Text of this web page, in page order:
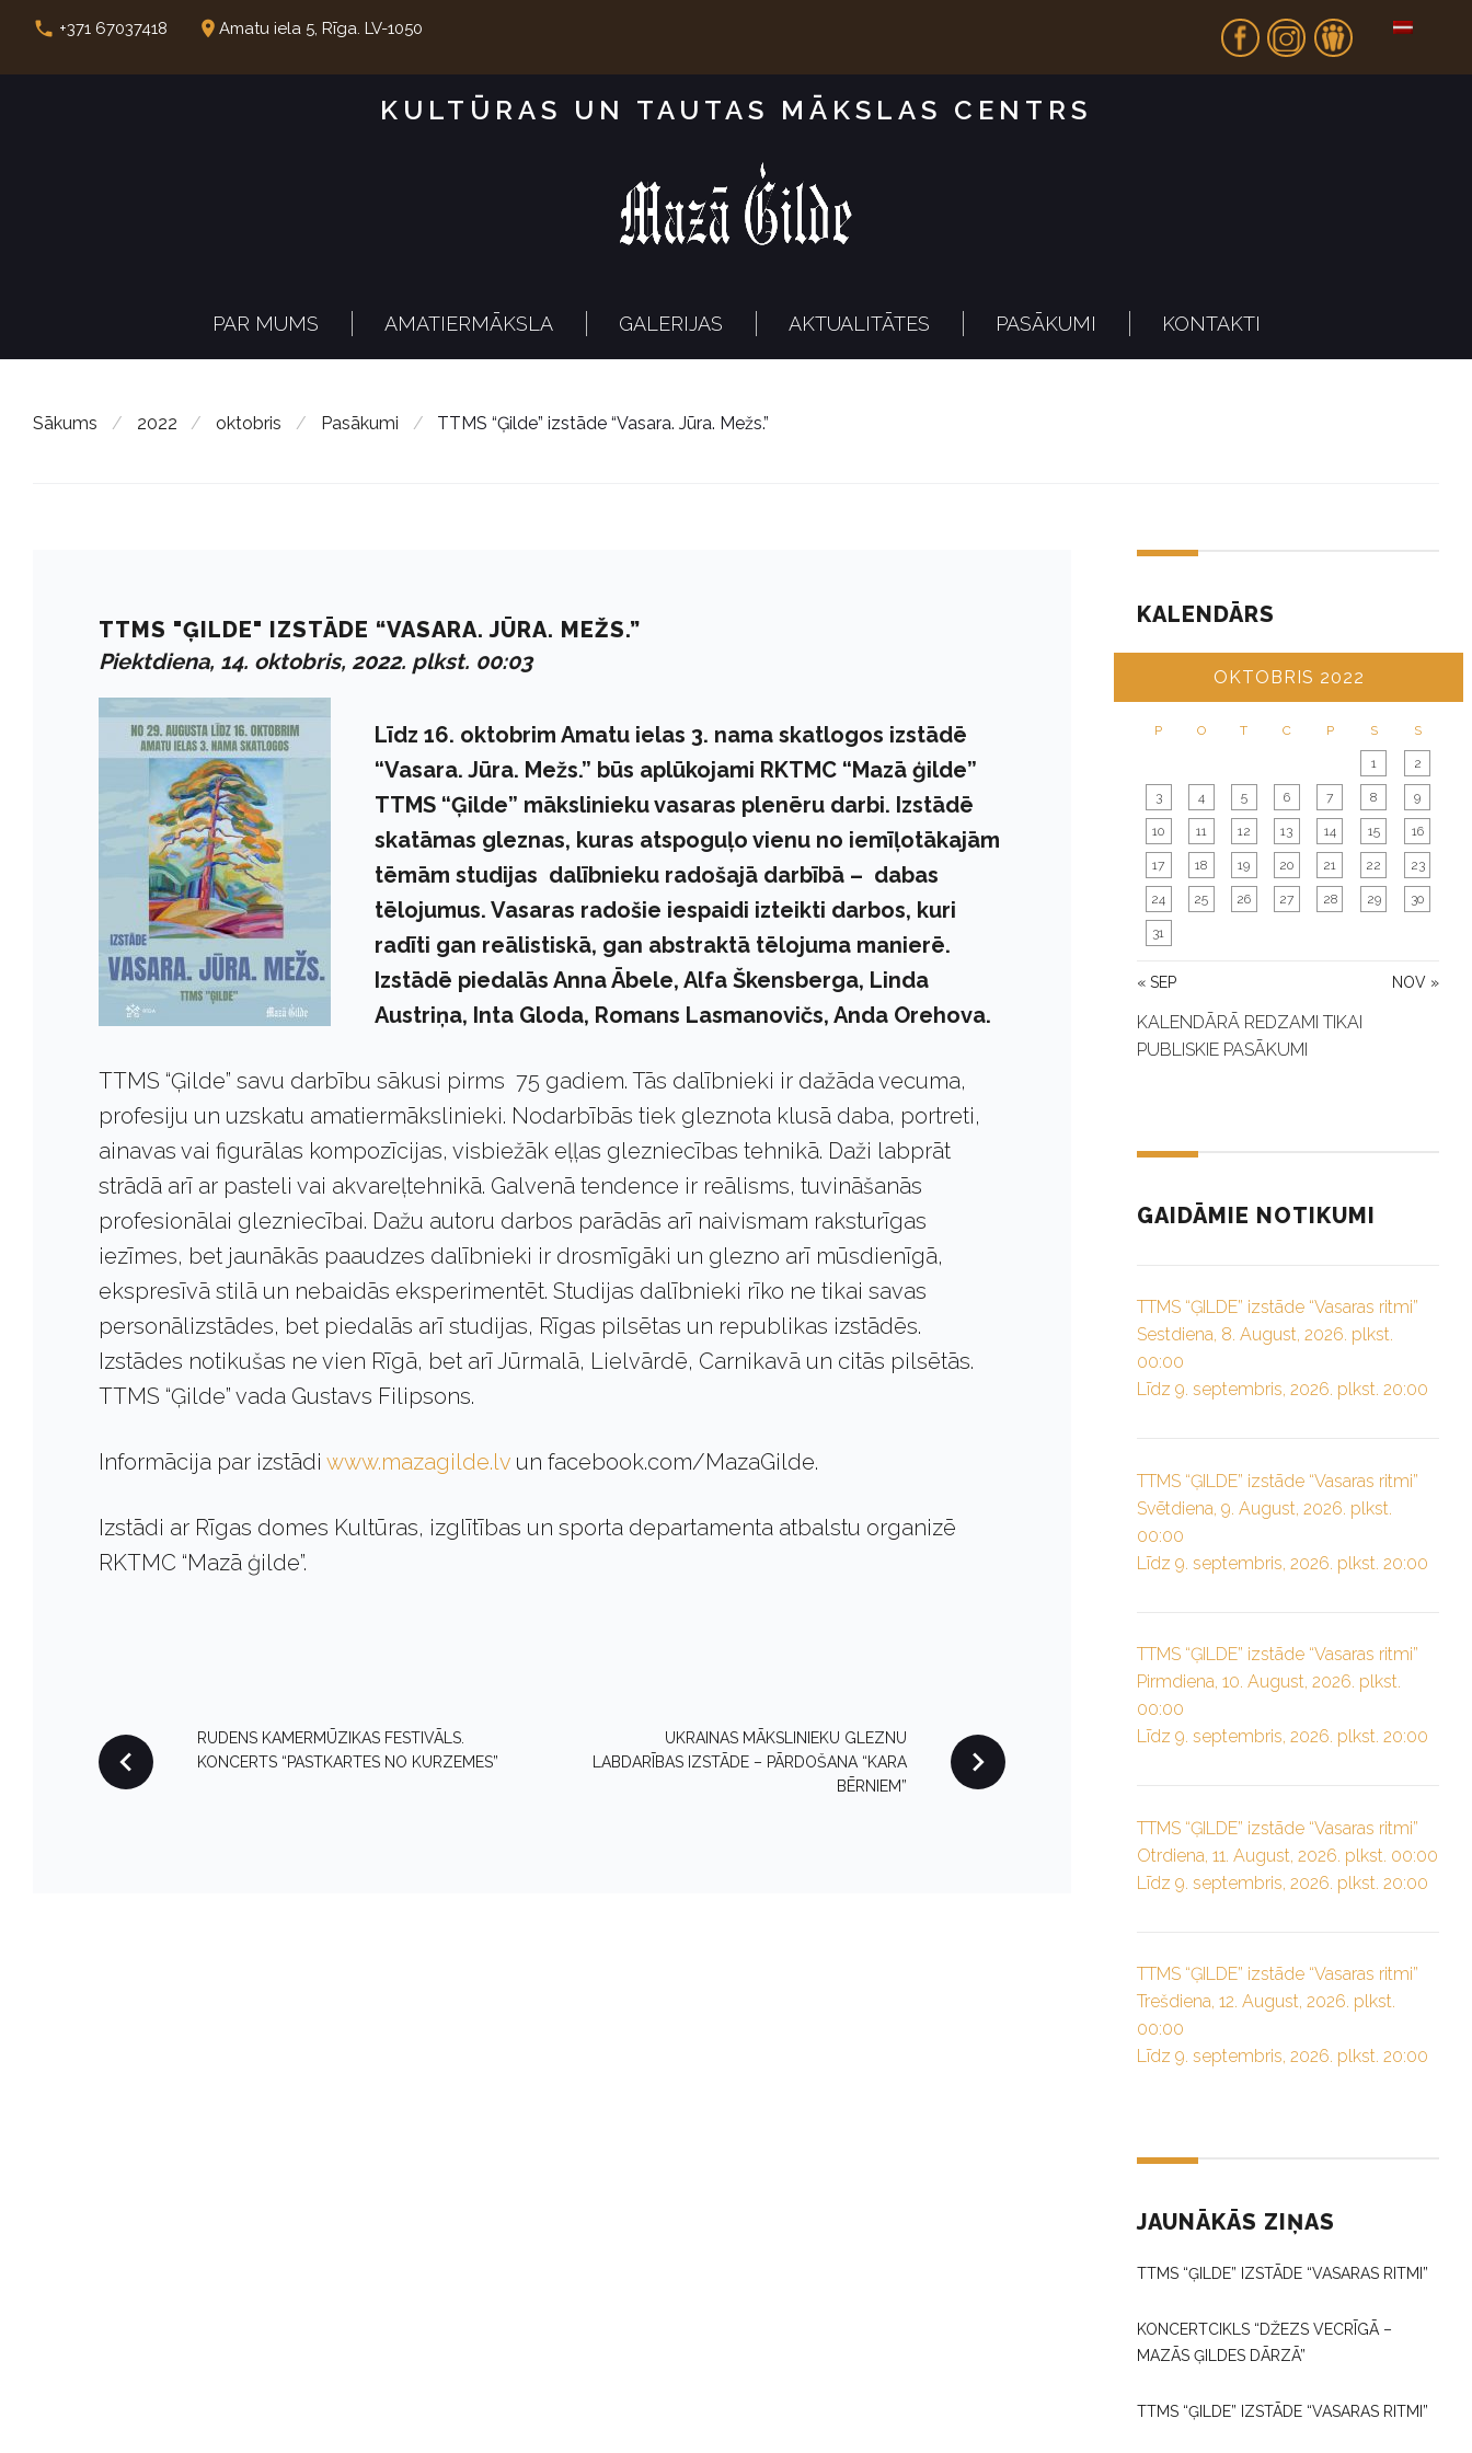
e
Fb In Dr
call +371 67037418 place Amatu iela 5, Rīga. LV-1050
KULTŪRAS UN TAUTAS MĀKSLAS CENTRS
PAR MUMS AMATIERMĀKSLA GALERIJAS AKTUALITĀTES PASĀKUMI KONTAKTI
Sākums / 2022 / oktobris / Pasākumi / TTMS “Ģilde” izstāde “Vasara. Jūra. Mežs.”
TTMS "ĢILDE" IZSTĀDE “VASARA. JŪRA. MEŽS.”
Piektdiena, 14. oktobris, 2022. plkst. 00:03
Līdz 16. oktobrim Amatu ielas 3. nama skatlogos izstādē
“Vasara. Jūra. Mežs.” būs aplūkojami RKTMC “Mazā ģilde”
TTMS “Ģilde” mākslinieku vasaras plenēru darbi. Izstādē
skatāmas gleznas, kuras atspoguļo vienu no iemīļotākajām
tēmām studijas dalībnieku radošajā darbībā – dabas
tēlojumus. Vasaras radošie iespaidi izteikti darbos, kuri
radīti gan reālistiskā, gan abstraktā tēlojuma manierē.
Izstādē piedalās Anna Ābele, Alfa Škensberga, Linda
Austriņa, Inta Gloda, Romans Lasmanovičs, Anda Orehova.
TTMS “Ģilde” savu darbību sākusi pirms 75 gadiem. Tās dalībnieki ir dažāda vecuma,
profesiju un uzskatu amatiermākslinieki. Nodarbībās tiek gleznota klusā daba, portreti,
ainavas vai figurālas kompozīcijas, visbiežāk eļļas glezniecības tehnikā. Daži labprāt
strādā arī ar pasteli vai akvareļtehnikā. Galvenā tendence ir reālisms, tuvināšanās
profesionālai glezniecībai. Dažu autoru darbos parādās arī naivismam raksturīgas
iezīmes, bet jaunākās paaudzes dalībnieki ir drosmīgāki un glezno arī mūsdienīgā,
ekspresīvā stilā un nebaidās eksperimentēt. Studijas dalībnieki rīko ne tikai savas
personālizstādes, bet piedalās arī studijas, Rīgas pilsētas un republikas izstādēs.
Izstādes notikušas ne vien Rīgā, bet arī Jūrmalā, Lielvārdē, Carnikavā un citās pilsētās.
TTMS “Ģilde” vada Gustavs Filipsons.
Informācija par izstādi www.mazagilde.lv un facebook.com/MazaGilde.
Izstādi ar Rīgas domes Kultūras, izglītības un sporta departamenta atbalstu organizē
RKTMC “Mazā ģilde”.
P
O
RUDENS KAMERMŪZIKAS FESTIVĀLS.
KONCERTS “PASTKARTES NO KURZEMES”
UKRAINAS MĀKSLINIEKU GLEZNU
LABDARĪBAS IZSTĀDE – PĀRDOŠANA “KARA
BĒRNIEM”
KALENDĀRS
OKTOBRIS 2022
P O T C P S S
« SEP NOV »
1 2
3 4 5 6 7 8 9
10 11 12 13 14 15 16
17 18 19 20 21 22 23
24 25 26 27 28 29 30
31
KALENDĀRĀ REDZAMI TIKAI
PUBLISKIE PASĀKUMI
GAIDĀMIE NOTIKUMI
TTMS “ĢILDE” izstāde “Vasaras ritmi”
Sestdiena, 8. August, 2026. plkst.
00:00
Līdz 9. septembris, 2026. plkst. 20:00
TTMS “ĢILDE” izstāde “Vasaras ritmi”
Svētdiena, 9. August, 2026. plkst.
00:00
Līdz 9. septembris, 2026. plkst. 20:00
TTMS “ĢILDE” izstāde “Vasaras ritmi”
Pirmdiena, 10. August, 2026. plkst.
00:00
Līdz 9. septembris, 2026. plkst. 20:00
TTMS “ĢILDE” izstāde “Vasaras ritmi”
Otrdiena, 11. August, 2026. plkst. 00:00
Līdz 9. septembris, 2026. plkst. 20:00
TTMS “ĢILDE” izstāde “Vasaras ritmi”
Trešdiena, 12. August, 2026. plkst.
00:00
Līdz 9. septembris, 2026. plkst. 20:00
JAUNĀKĀS ZIŅAS
TTMS “ĢILDE” IZSTĀDE “VASARAS RITMI”
KONCERTCIKLS “DŽEZS VECRĪGĀ –
MAZĀS ĢILDES DĀRZĀ”
TTMS “ĢILDE” IZSTĀDE “VASARAS RITMI”